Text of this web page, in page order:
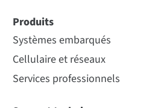
Produits
Systèmes embarqués
Cellulaire et réseaux
Services professionnels